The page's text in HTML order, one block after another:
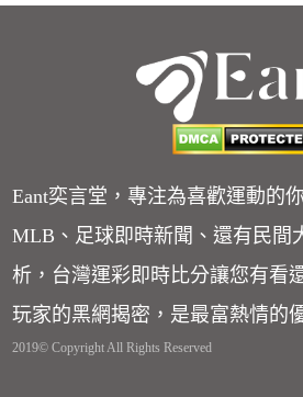
Eant奕言堂，專注為喜歡運動的
MLB、足球即時新聞、還有民間
析，台灣運彩即時比分讓您有看
玩家的黑網揭密，是最富熱情的
2019© Copyright All Rights Reserved